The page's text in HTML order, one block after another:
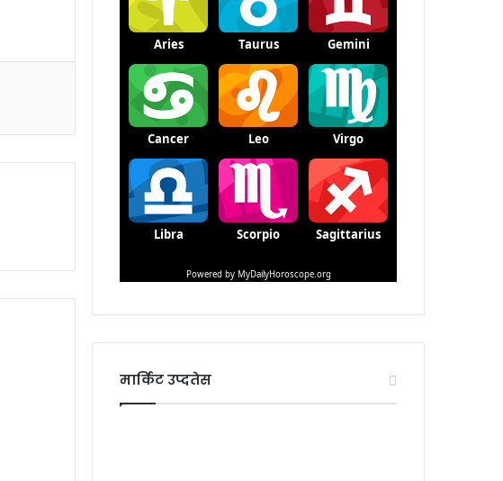
मार्किट उप्दतेस